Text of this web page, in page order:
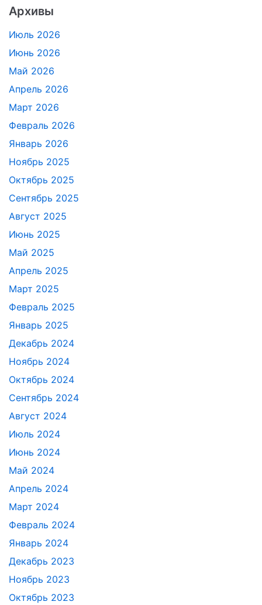
Архивы
Июль 2026
Июнь 2026
Май 2026
Апрель 2026
Март 2026
Февраль 2026
Январь 2026
Ноябрь 2025
Октябрь 2025
Сентябрь 2025
Август 2025
Июнь 2025
Май 2025
Апрель 2025
Март 2025
Февраль 2025
Январь 2025
Декабрь 2024
Ноябрь 2024
Октябрь 2024
Сентябрь 2024
Август 2024
Июль 2024
Июнь 2024
Май 2024
Апрель 2024
Март 2024
Февраль 2024
Январь 2024
Декабрь 2023
Ноябрь 2023
Октябрь 2023